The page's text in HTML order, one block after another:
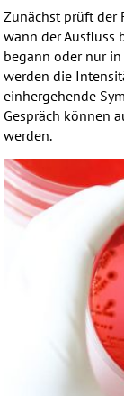
Zunächst prüft der
wann der Ausfluss
begann oder nur
werden die
einhergehende
Gespräch können
werden.